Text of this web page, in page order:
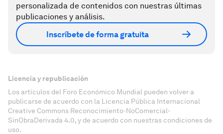
personalizada de contenidos con nuestras últimas
publicaciones y análisis.
Inscríbete de forma gratuita
Licencia y republicación
Los artículos del Foro Económico Mundial pueden volver a
publicarse de acuerdo con la Licencia Pública Internacional
Creative Commons Reconocimiento-NoComercial-
SinObraDerivada 4.0, y de acuerdo con nuestras condiciones de
uso.